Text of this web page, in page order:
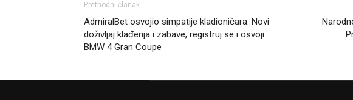
Prethodni članak
AdmiralBet osvojio simpatije kladioničara: Novi
doživljaj klađenja i zabave, registruj se i osvoji
BMW 4 Gran Coupe